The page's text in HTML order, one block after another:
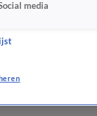
media